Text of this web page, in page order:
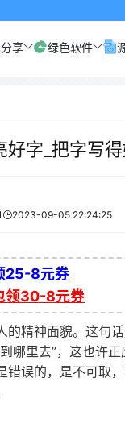
享 绿色软件
好字_把字写
2023-09-05 22:24:25
25-8元券
领30-8元券
的精神面貌。这句
哪里去”，这也许
错误的，是不可取